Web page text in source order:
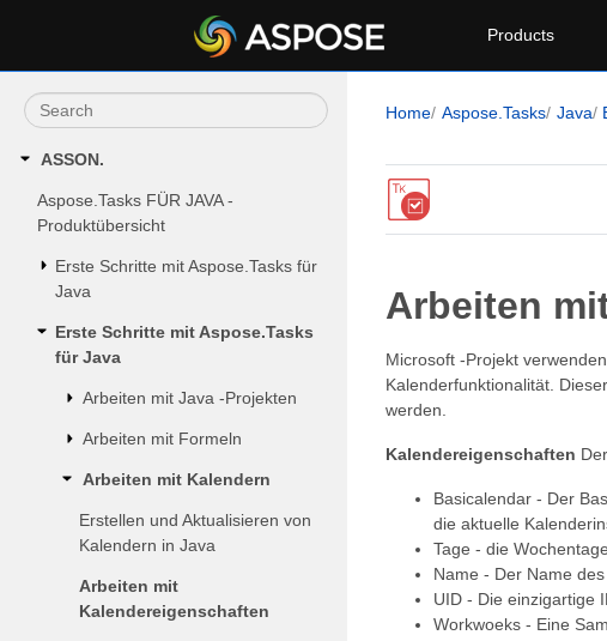
Products
ASSON.
Aspose.Tasks FÜR JAVA -
Produktübersicht
Erste Schritte mit Aspose.Tasks für
Java
Erste Schritte mit Aspose.Tasks
für Java
Arbeiten mit Java -Projekten
Arbeiten mit Formeln
Arbeiten mit Kalendern
Erstellen und Aktualisieren von
Kalendern in Java
Arbeiten mit
Kalendereigenschaften
Home Aspose.Tasks Java
Arbeiten
Microsoft -Projekt
Kalenderfunktionalität.
werden.
Kalendereigenschaften Der
Basicalendar - Der
die aktuelle
Tage - die
Name - Der Name
UID - Die einzigartige
Workwoeks - Eine